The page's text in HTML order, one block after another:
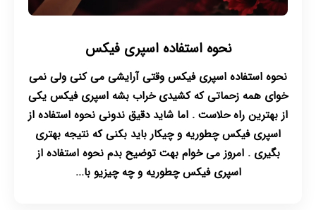
نحوه استفاده اسپری فیکس
نحوه استفاده اسپری فیکس وقتی آرایشی می کنی ولی نمی
خوای همه زحماتی که کشیدی خراب بشه اسپری فیکس یکی
از بهترین راه حلاست . اما شاید دقیق ندونی نحوه استفاده از
اسپری فیکس چطوریه و چیکار باید بکنی که نتیجه بهتری
بگیری . امروز می خوام بهت توضیح بدم نحوه استفاده از
اسپری فیکس چطوریه و چه چیزیو با...